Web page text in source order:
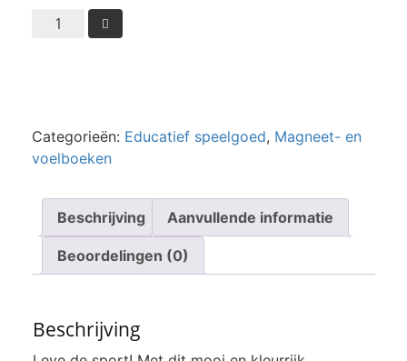
prijs
was:
Janod
Magnetibook

Categorieën: Educatief speelgoed, Magneet- en
voelboeken
Beschrijving Aanvullende informatie
Beoordelingen (0)
Beschrijving